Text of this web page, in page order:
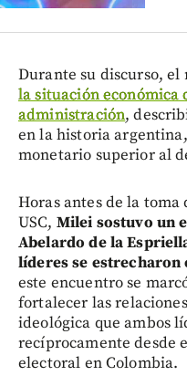
Durante su discurso,
la situación económica
administración,
en la historia
monetario superior al
Horas antes de la
USC, Milei sostuvo un
Abelardo de la
líderes se estrecharon
este encuentro se
fortalecer las
ideológica que ambos
recíprocamente desde
electoral en Colombia.